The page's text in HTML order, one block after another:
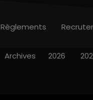
Règlements
Archives 2026